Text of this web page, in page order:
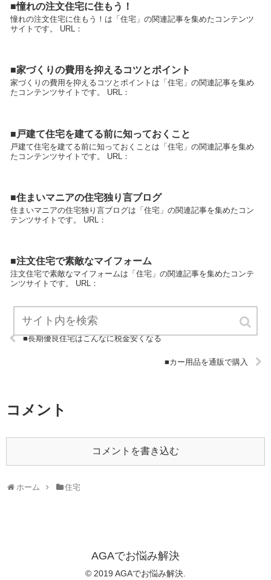
■憧れの注文住宅に住もう！
憧れの注文住宅に住もう！は「住宅」の関連記事を集めたコンテンツ
サイトです。 URL：
■家づくりの費用を抑えるコツとポイント
家づくりの費用を抑えるコツとポイントは「住宅」の関連記事を集め
たコンテンツサイトです。 URL：
■戸建て住宅を建てる前に知っておくこと
戸建て住宅を建てる前に知っておくことは「住宅」の関連記事を集め
たコンテンツサイトです。 URL：
■住まいマニアの住宅独り言ブログ
住まいマニアの住宅独り言ブログは「住宅」の関連記事を集めたコン
テンツサイトです。 URL：
■注文住宅で素敵なマイフォーム
注文住宅で素敵なマイフォームは「住宅」の関連記事を集めたコンテ
ンツサイトです。 URL：
■長期優良住宅はこんなに税金安くなる
■カー用品を通販で購入
コメント
コメントを書き込む
ホーム 住宅
AGAでお悩み解決
© 2019 AGAでお悩み解決.